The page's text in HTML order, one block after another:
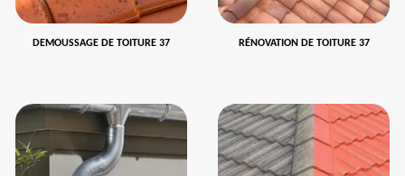
DEMOUSSAGE DE TOITURE 37 RÉNOVATION DE TOITURE 37